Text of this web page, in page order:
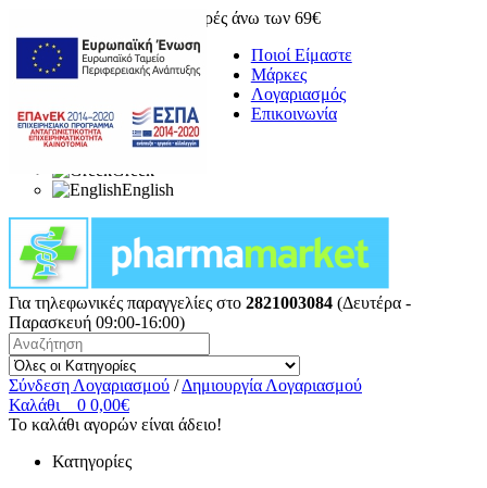
Δωρεάν μεταφορικά για αγορές άνω των 69€
Ποιοί Είμαστε
Μάρκες
Λογαριασμός
Επικοινωνία
Greek
English
Για τηλεφωνικές παραγγελίες στο 2821003084 (Δευτέρα -
Παρασκευή 09:00-16:00)
Σύνδεση Λογαριασμού / Δημιουργία Λογαριασμού
Καλάθι
0 0,00€
Το καλάθι αγορών είναι άδειο!
Κατηγορίες